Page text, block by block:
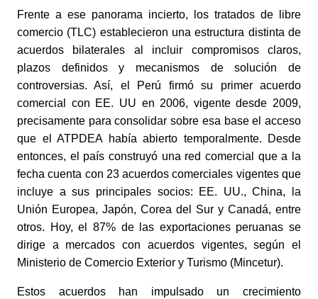
Frente a ese panorama incierto, los tratados de libre
comercio (TLC) establecieron una estructura distinta de
acuerdos bilaterales al incluir compromisos claros,
plazos definidos y mecanismos de solución de
controversias. Así, el Perú firmó su primer acuerdo
comercial con EE. UU en 2006, vigente desde 2009,
precisamente para consolidar sobre esa base el acceso
que el ATPDEA había abierto temporalmente. Desde
entonces, el país construyó una red comercial que a la
fecha cuenta con 23 acuerdos comerciales vigentes que
incluye a sus principales socios: EE. UU., China, la
Unión Europea, Japón, Corea del Sur y Canadá, entre
otros. Hoy, el 87% de las exportaciones peruanas se
dirige a mercados con acuerdos vigentes, según el
Ministerio de Comercio Exterior y Turismo (Mincetur).
Estos acuerdos han impulsado un crecimiento